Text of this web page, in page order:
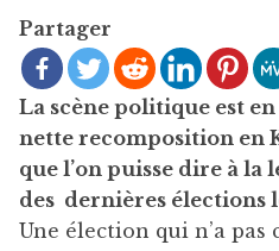
Partager
La scène politique est en
nette recomposition en
que l’on puisse dire à la
des dernières élections
Une élection qui n’a pas